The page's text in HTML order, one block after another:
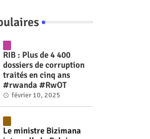
RIB : Plus de 4 400
dossiers de corruption
traités en cinq ans
#rwanda #RwOT
février 10, 2025
Le ministre Bizimana